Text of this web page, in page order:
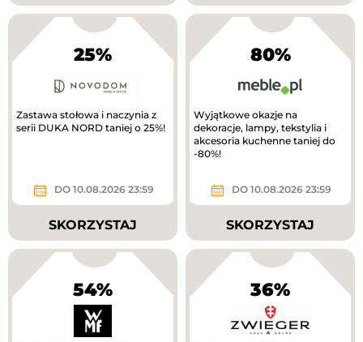
25%
Zastawa stołowa i naczynia z
serii DUKA NORD taniej o 25%!
DO 10.08.2026 23:59
SKORZYSTAJ
80%
Wyjątkowe okazje na
dekoracje, lampy, tekstylia i
akcesoria kuchenne taniej do
-80%!
DO 10.08.2026 23:59
SKORZYSTAJ
54% 36%